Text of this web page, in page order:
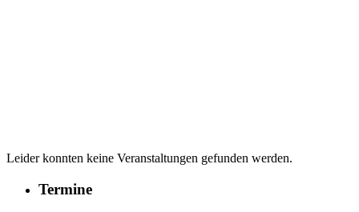
Leider konnten keine Veranstaltungen gefunden werden.
Termine